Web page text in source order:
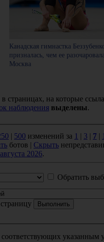
Канадская гимнастка
призналась, чем ее
Москва
страницах, на которые
наблюдения выделены.
| 500 изменений за 1 | 3 | 7 |
ботов | Скрыть
2026.
Обратить
указанным